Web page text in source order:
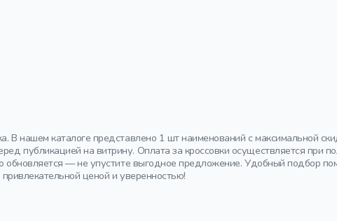
В нашем каталоге представлено 1 шт наименований с максимальной
публикацией на витрину. Оплата за кроссовки осуществляется при
обновляется — не упустите выгодное предложение. Удобный подбор
ценой и уверенностью!